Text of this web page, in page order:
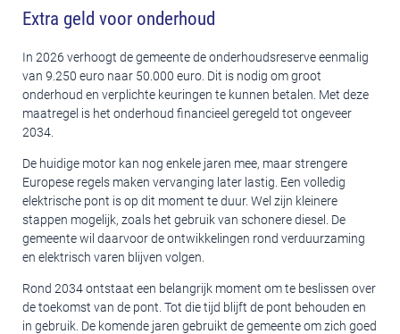
Extra geld voor onderhoud
In 2026 verhoogt de gemeente de onderhoudsreserve eenmalig
van 9.250 euro naar 50.000 euro. Dit is nodig om groot
onderhoud en verplichte keuringen te kunnen betalen. Met deze
maatregel is het onderhoud financieel geregeld tot ongeveer
2034.
De huidige motor kan nog enkele jaren mee, maar strengere
Europese regels maken vervanging later lastig. Een volledig
elektrische pont is op dit moment te duur. Wel zijn kleinere
stappen mogelijk, zoals het gebruik van schonere diesel. De
gemeente wil daarvoor de ontwikkelingen rond verduurzaming
en elektrisch varen blijven volgen.
Rond 2034 ontstaat een belangrijk moment om te beslissen over
de toekomst van de pont. Tot die tijd blijft de pont behouden en
in gebruik. De komende jaren gebruikt de gemeente om zich goed